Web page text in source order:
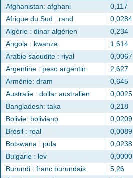
Afghanistan: afghani 0,117
Afrique du Sud : rand
0,0284
Algérie : dinar algérien
0,234
Angola : kwanza
1,614
Arabie saoudite : riyal
0,0067
Argentine : peso argentin
2,627
Arménie: dram
0,645
Australie : dollar australien
0,0025
Bangladesh: taka
0,218
Bolivie: boliviano
0,0209
Brésil : real
0,0089
Botswana : pula
0,0238
Bulgarie : lev
0,0000
Burundi : franc burundais
5,26